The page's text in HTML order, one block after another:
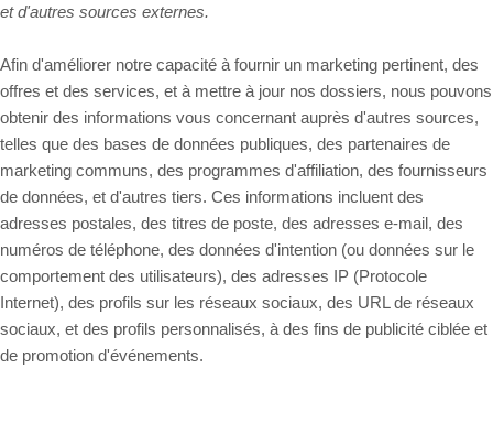
et d'autres sources externes.
Afin d'améliorer notre capacité à fournir un marketing pertinent, des
offres et des services, et à mettre à jour nos dossiers, nous pouvons
obtenir des informations vous concernant auprès d'autres sources,
telles que des bases de données publiques, des partenaires de
marketing communs, des programmes d'affiliation, des fournisseurs
de données, et d'autres tiers. Ces informations incluent des
adresses postales, des titres de poste, des adresses e-mail, des
numéros de téléphone, des données d'intention (ou données sur le
comportement des utilisateurs), des adresses IP (Protocole
Internet), des profils sur les réseaux sociaux, des URL de réseaux
sociaux, et des profils personnalisés, à des fins de publicité ciblée et
de promotion d'événements.